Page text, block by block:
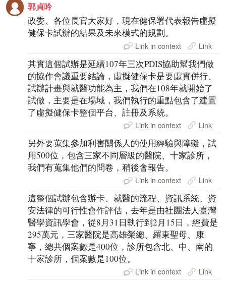
郭貞吟
政委、各位長官大家好，現在健保署代表報告虛擬
健保卡試辦的結果及未來模式的規劃。
Link in context Link
其實這個試辦是延續107年三次PDIS協助幫我們做
的協作會議重要結論，虛擬健保卡是要虛實併行、
試辦計畫與就醫功能為主，我們在108年就開始了
試做，主要是在場域，我們執行的重點包含了建置
了虛擬健保卡整個平台、註冊及系統。
Link in context Link
另外要蒐集參加利害關係人的使用經驗與障礙，試
用500位，包含三家不同層級的醫院、十家診所，
我們有蒐集他們的問卷，稍後會報告。
Link in context Link
這整個試辦包含辦卡、就醫的流程、資訊系統、資
安法律的可行性會作評估，去年是由社團法人臺灣
醫學資訊學會，從8月31日執行到2月15日，經費是
295萬元，三家醫院是高雄榮總、羅東聖母、康
寧，總共個案數是400位，診所包含北、中、南的
十家診所，個案數是100位。
Link in context Link